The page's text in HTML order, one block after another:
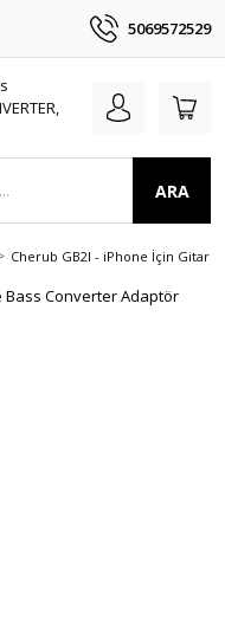
5069572529
ARA
Cherub GB2I - iPhone İçin Gitar